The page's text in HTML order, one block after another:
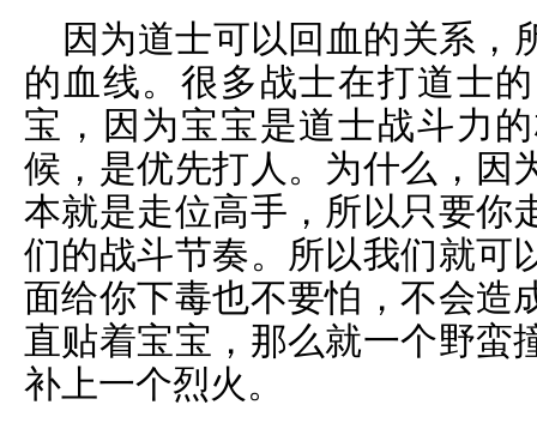
因为道士可以回血的关系，
的血线。很多战士在打道士
宝，因为宝宝是道士战斗力
候，是优先打人。为什么，因
本就是走位高手，所以只要你
们的战斗节奏。所以我们就可
面给你下毒也不要怕，不会造
直贴着宝宝，那么就一个野蛮
补上一个烈火。